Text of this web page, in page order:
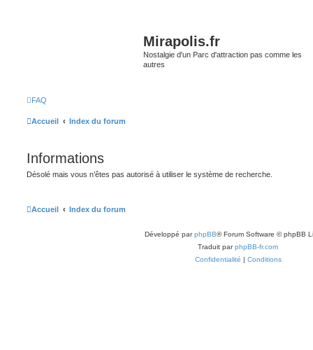
Mirapolis.fr
Nostalgie d'un Parc d'attraction pas comme les
autres
FAQ
Accueil Index du forum
Informations
Désolé mais vous n’êtes pas autorisé à utiliser le système de recherche.
Accueil Index du forum
Développé parphpBB® Forum Software © phpBB
Traduit parphpBB-fr.com
Confidentialité | Conditions